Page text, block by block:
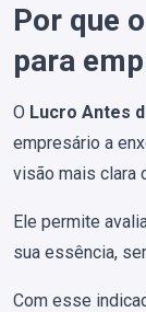
Por que
para
O Lucro Antes
empresário a
visão mais clara
Ele permite
sua essência,
Com esse